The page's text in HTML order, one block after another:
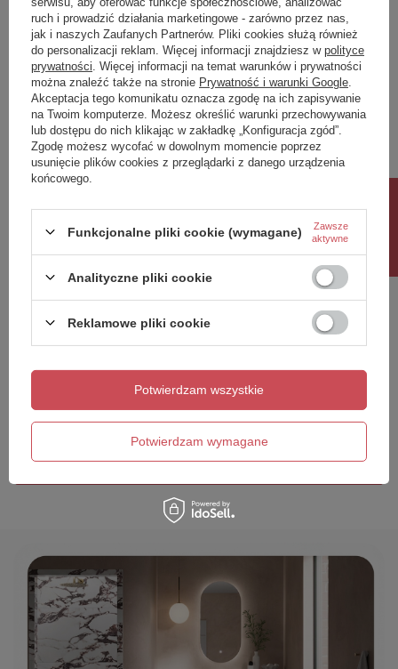
Napisz swoją opinię
Twoja ocena:
5/5
Treść twojej opinii
Dodaj własne zdjęcie produktu:
Wyślij opinię
ruch i prowadzić działania marketingowe - zarówno przez nas,
jak i naszych Zaufanych Partnerów. Pliki cookies służą również
do personalizacji reklam. Więcej informacji znajdziesz w polityce
prywatności . Więcej informacji na temat warunków i prywatności
można znaleźć także na stronie Prywatność i warunki Google
Akceptacja tego komunikatu oznacza zgodę na ich zapisywanie
na Twoim komputerze. Możesz określić warunki przechowywania
lub dostępu do nich klikając w zakładkę „Konfiguracja zgód”.
Zgodę możesz wycofać w dowolnym momencie poprzez
usunięcie plików cookies z przeglądarki z danego urządzenia
końcowego.
Funkcjonalne pliki cookie (wymagane) Zawsze
aktywne
Analityczne pliki cookie
Reklamowe pliki cookie
Potwierdzam wymagane
Potwierdzam wszystkie